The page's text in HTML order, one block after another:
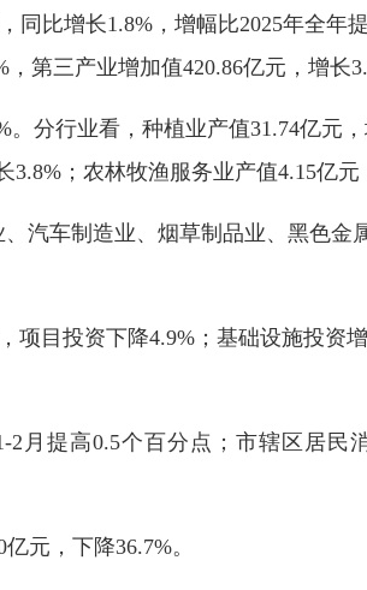
比增长1.8%，增幅比2025年全年
第三产业增加值420.86亿元，增长
分行业看，种植业产值31.74亿元，
；农林牧渔服务业产值4.15亿元
车制造业、烟草制品业、黑色金
目投资下降4.9%；基础设施投资
提高0.5个百分点；市辖区居民消
元，下降36.7%。